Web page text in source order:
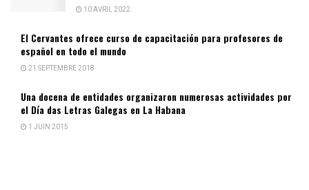
10 AVRIL 2022
El Cervantes ofrece curso de capacitación para profesores de
español en todo el mundo
21 SEPTEMBRE 2018
Una docena de entidades organizaron numerosas actividades por
el Día das Letras Galegas en La Habana
1 JUIN 2015